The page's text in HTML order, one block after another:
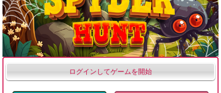
ログインしてゲームを開始